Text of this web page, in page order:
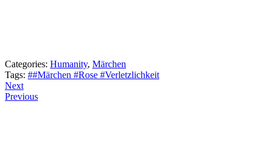
Categories: Humanity, Märchen
Tags: ##Märchen #Rose #Verletzlichkeit
Next
Previous